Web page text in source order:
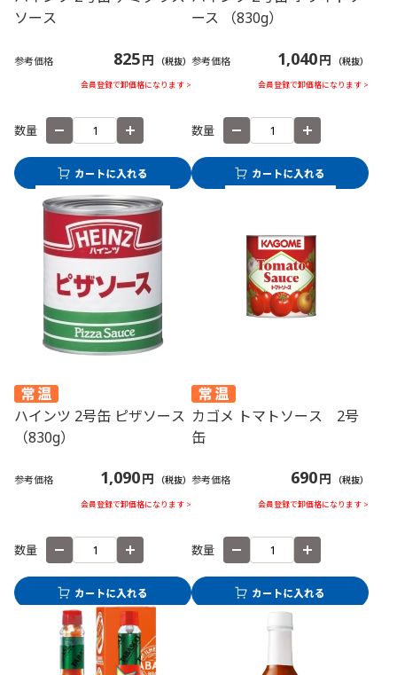
ソース
参考価格 825円 （税抜）
会員登録で卸価格になります >
数量
ース （830g）
参考価格 1,040円 （税抜）
会員登録で卸価格になります >
数量
ハインツ 2号缶 ピザソース
（830g）
参考価格 1,090円 （税抜）
会員登録で卸価格になります >
数量
カゴメ トマトソース 2号
缶
参考価格 690円 （税抜）
会員登録で卸価格になります >
数量